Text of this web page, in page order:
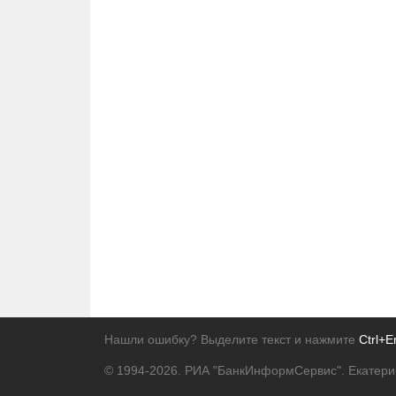
Нашли ошибку? Выделите текст и нажмите
© 1994-2026. РИА "БанкИнформСервис".